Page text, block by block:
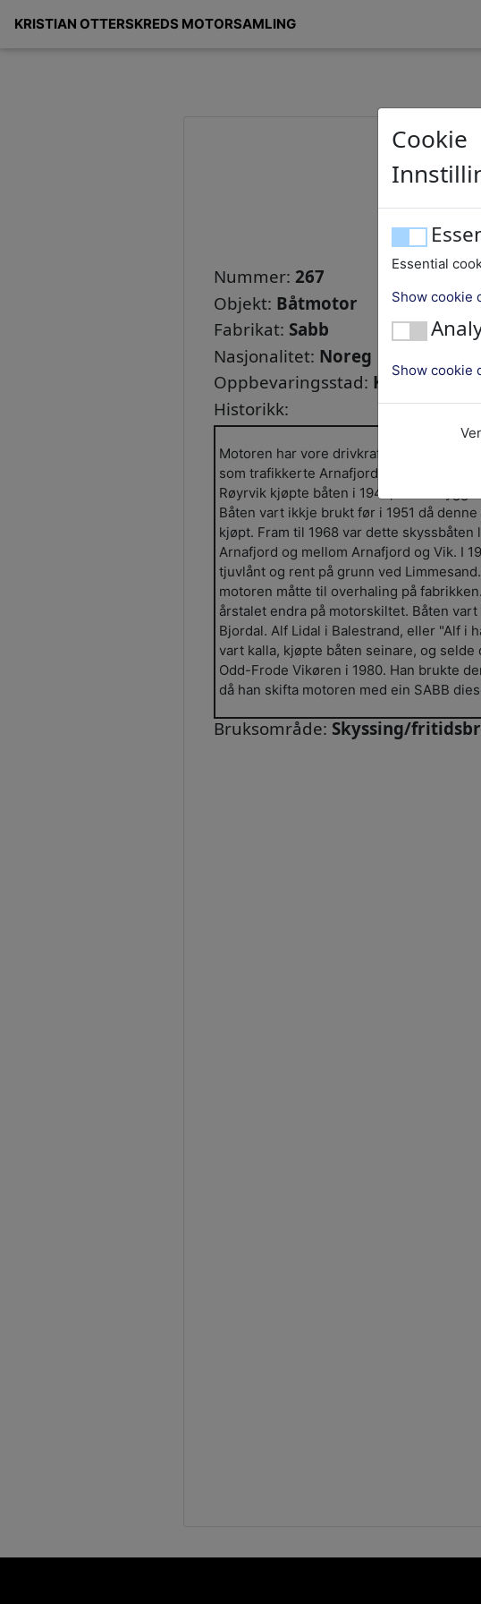
KRISTIAN OTTERSKREDS MOTORSAMLING
Cookie
Essential
Show cookie
Show cookie
Tohundre-seksti-sju/267
Nummer:267
Objekt: Båtmotor
Fabrikat: Sabb
Nasjonalitet: Noreg
Oppbevaringsstad: Kristianhus
Historikk:
Motoren har vore drivkraft i Skyssbåten
som trafikkerte Arnafjorden frå 1951 til
Røyrvik kjøpte båten i 1946, frå
Båten vart ikkje brukt før i 1951 då
kjøpt. Fram til 1968 var dette skyssbåten
Arnafjord og mellom Arnafjord og Vik. I
tjuvlånt og rent på grunn ved
motoren måtte til overhaling på
årstalet endra på motorskiltet. Båten
Bjordal. Alf Lidal i Balestrand, eller "Alf i
vart kalla, kjøpte båten seinare, og selde
Odd-Frode Vikøren i 1980. Han brukte
då han skifta motoren med ein SABB
Bruksområde: Skyssing/